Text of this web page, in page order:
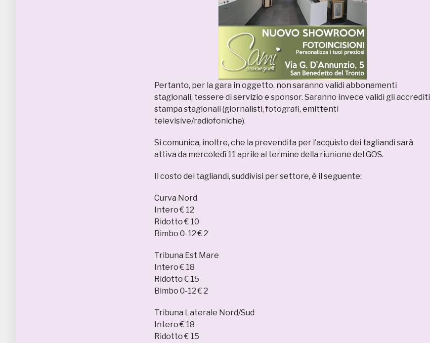
Pertanto, per la gara in oggetto, non saranno validi abbonamenti
stagionali, tessere di servizio e sponsor. Saranno invece validi gli accrediti
stampa stagionali (giornalisti, fotografi, emittenti
televisive/radiofoniche).
Si comunica, inoltre, che la prevendita per l’acquisto dei tagliandi sarà
attiva da mercoledì 11 aprile al termine della riunione del GOS.
Il costo dei tagliandi, suddivisi per settore, è il seguente:
Curva Nord
Intero € 12
Ridotto € 10
Bimbo 0-12 € 2
Tribuna Est Mare
Intero € 18
Ridotto € 15
Bimbo 0-12 € 2
Tribuna Laterale Nord/Sud
Intero € 18
Ridotto € 15